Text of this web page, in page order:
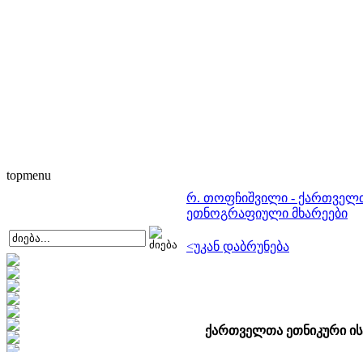
topmenu
რ. თოფჩიშვილი -
ეთნოგრაფიული მხარეები
<უკან დაბრუნება
ქართველთა ეთნიკური